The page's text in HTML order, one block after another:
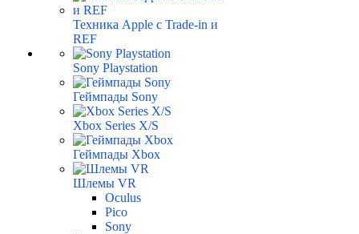
Техника Apple с Trade-in и
REF
Sony Playstation
Геймпады Sony
Xbox Series X/S
Геймпады Xbox
Шлемы VR
Oculus
Pico
Sony